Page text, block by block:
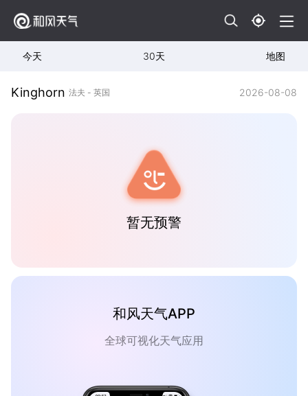
今天 30天 地图
Kinghorn 法夫 - 英国 2026-08-08
暂无预警
和风天气APP
全球可视化天气应用